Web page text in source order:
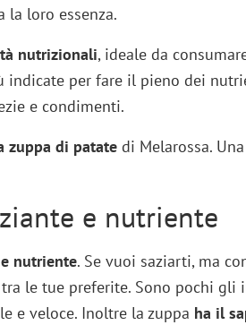
loro essenza.
nutrizionali, ideale da
per fare il pieno dei
e condimenti.
zuppa di patatedi Melarossa.
e nutriente
nutriente. Se vuoi saziarti, ma
le tue preferite. Sono pochi gli
e veloce. Inoltre la zuppa ha il